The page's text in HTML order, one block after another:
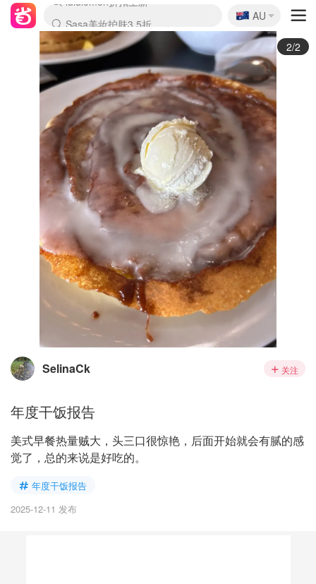
lululemon折扣上新
SSENSE年中2.5折
FreshBeauty好价汇总
Cettire降价+叠9折
WWS Coles超市实拍
viagogo二手票捡漏
Myer超级周末
The Outnet奢牌1折起
David Jones 3折起
Flannels大牌1折
Perfumes Club护肤1折
AMIRO面罩$251
Amazon折扣汇总
eToro入金$200送$50
Amazon数码好物
ICONIC本周7.5折
ThedoubleF高奢地板价
Moose Knuckles 6折
丝芙兰5折起
EUFY摄像头$98
Selenichast首饰2折
Trip机票酒店促销
YSL送5件彩妆礼
Amazon家居好物
Amazon美妆护肤
雅漾大喷$8
过敏原检测盒$33
伊索独家赠50ml沐浴露
科颜氏高保湿面霜$29
SEALIFE海洋馆门票6折
丝塔芙大白罐$16
订阅Newsletter送香薰
Cult Beauty 6.8折
Harrods圣诞日历$525
LN-CC奢牌私促3折
d'Alba空姐喷雾$16
EVE LOM套装£56
Bernardelli独家4折
Adore Beauty 6折起
CT圣诞日历
Mytheresa奢品2.7折
Luxury Escapes 9折
Currentbody美容仪$881
MOON Garden Live
Roborock扫地机$649
Tingo Life水杯$24
Valentino官网5折
CR洗护套装$23
修丽可4件套$159
Myer彩妆2件7折
GANNI官网4.5折
Stylevana韩妆4折
Tessabit高奢8.5折
OGX洗发水$11
Amazon阿德莱德次日达
卡诗8.5折+赠礼
Philips Hue灯具8折
🇦🇺
AU
1/2
SelinaCk 关注
年度干饭报告
美式早餐热量贼大，头三口很惊艳，后面开始就会有腻的感
觉了，总的来说是好吃的。
年度干饭报告
2025-12-11 发布